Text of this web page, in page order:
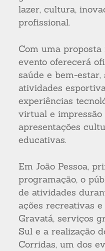
lazer, cultura,
profissional.
Com uma
evento oferecerá
saúde e bem-estar,
atividades
experiências
virtual e impressão
apresentações
educativas.
Em João Pessoa,
programação, o
de atividades
ações recreativas
Gravatá, serviços
Sul e a realização
Corridas, um dos